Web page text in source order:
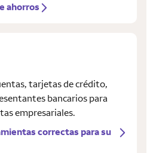
ahorros
tarjetas de crédito,
bancarios para
empresariales.
correctas para su